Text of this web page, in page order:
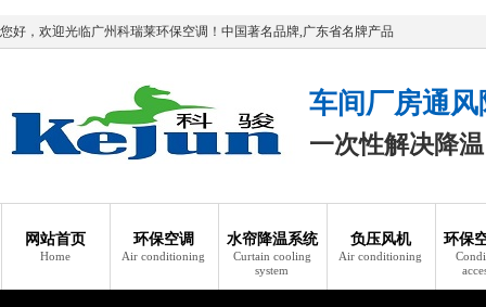
您好，欢迎光临广州科瑞莱环保空调！中国著名品牌,广东省名牌产品
车间厂房通
一次性解决降
网站首页
Home
环保空调
Air conditioning
水帘降温系统
Curtain cooling
system
负压风机
Air conditioning
环保